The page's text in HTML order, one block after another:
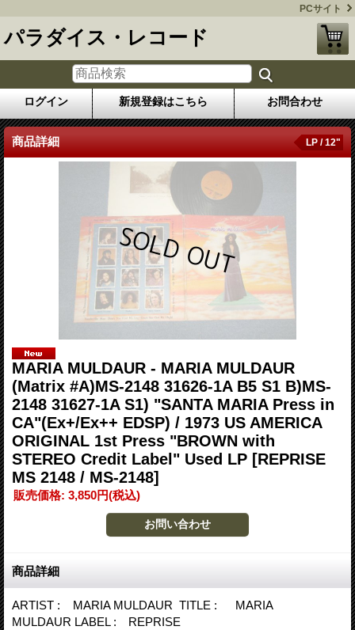
PCサイト
パラダイス・レコード
ログイン 新規登録はこちら お問合わせ
商品詳細 LP / 12"
MARIA MULDAUR - MARIA MULDAUR
(Matrix #A)MS-2148 31626-1A B5 S1 B)MS-
2148 31627-1A S1) "SANTA MARIA Press in
CA"(Ex+/Ex++ EDSP) / 1973 US AMERICA
ORIGINAL 1st Press "BROWN with
STEREO Credit Label" Used LP [REPRISE
MS 2148 / MS-2148]
販売価格: 3,850円(税込)
商品詳細
ARTIST : MARIA MULDAUR TITLE : MARIA
MULDAUR LABEL : REPRISE